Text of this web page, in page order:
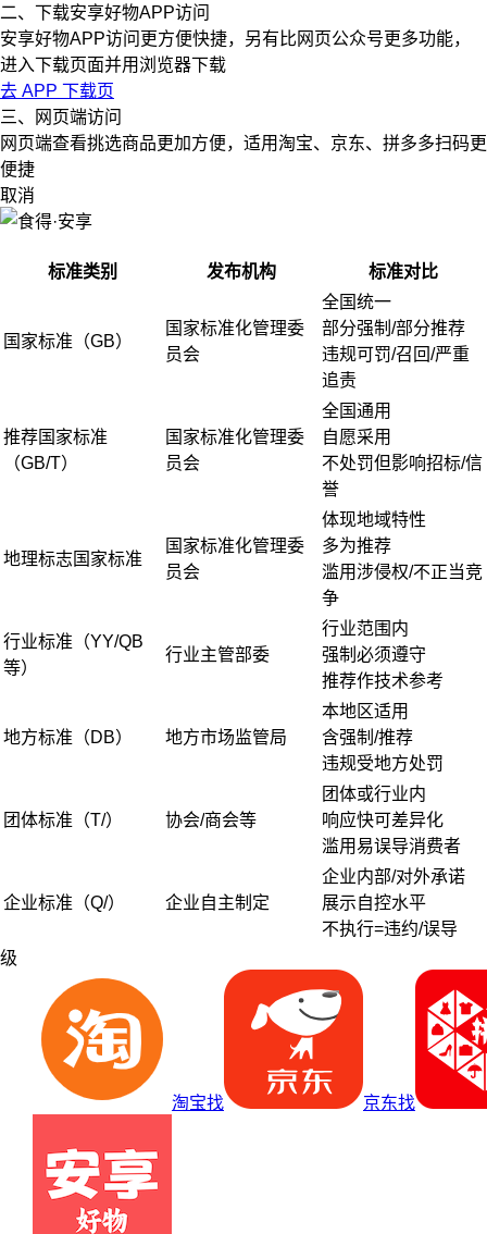
二、下载安享好物APP访问
安享好物APP访问更方便快捷，另有比网页公众号更多功能，
进入下载页面并用浏览器下载
去 APP 下载页
三、网页端访问
网页端查看挑选商品更加方便，适用淘宝、京东、拼多多扫码更
便捷
取消
标准类别 发布机构 标准对比
国家标准（GB）
国家标准化管理委
员会
全国统一
部分强制/部分推荐
违规可罚/召回/严重
追责
推荐国家标准
（GB/T）
国家标准化管理委
员会
全国通用
自愿采用
不处罚但影响招标/信
誉
地理标志国家标准
国家标准化管理委
员会
体现地域特性
多为推荐
滥用涉侵权/不正当竞
争
行业标准（YY/QB
等）
行业主管部委
行业范围内
强制必须遵守
推荐作技术参考
地方标准（DB） 地方市场监管局
本地区适用
含强制/推荐
违规受地方处罚
团体标准（T/） 协会/商会等
团体或行业内
响应快可差异化
滥用易误导消费者
企业标准（Q/） 企业自主制定
企业内部/对外承诺
展示自控水平
不执行=违约/误导
级
淘宝找 京东找